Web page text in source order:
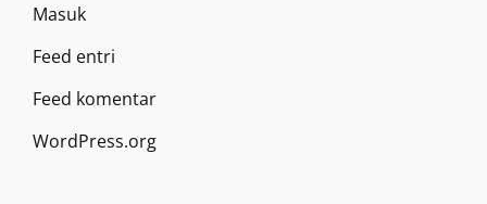
Masuk
Feed entri
Feed komentar
WordPress.org